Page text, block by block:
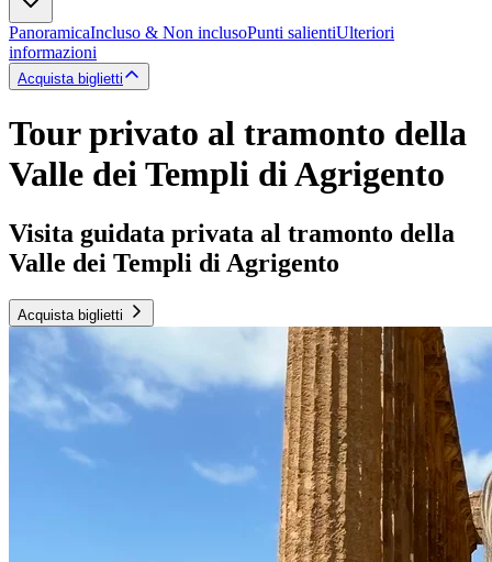
PanoramicaIncluso & Non inclusoPunti salientiUlteriori
informazioni
Acquista biglietti
Tour privato al tramonto della
Valle dei Templi di Agrigento
Visita guidata privata al tramonto della
Valle dei Templi di Agrigento
Acquista biglietti